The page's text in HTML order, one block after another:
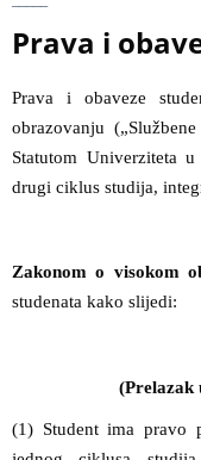
here
Prava i
Prava i obaveze
obrazovanju
Statutom Univerziteta
drugi ciklus studija,
Zakonom o visokom
studenata kako slijedi:
(Prelazak
(1) Student ima pravo